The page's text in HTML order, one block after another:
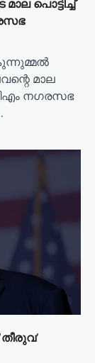
പൊട്ടിച്ച്
മാല
നഗരസഭ